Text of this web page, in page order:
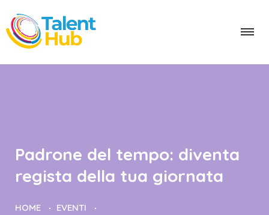
Padrone del tempo: diventa
regista della tua giornata
HOME
EVENTI